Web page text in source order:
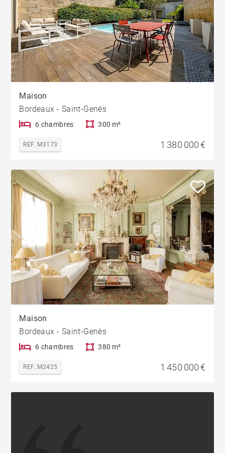
Maison
Bordeaux - Saint-Genès
6 chambres 300 m²
REF. M3173 1 380 000 €
Maison
Bordeaux - Saint-Genès
6 chambres 380 m²
REF. M2425 1 450 000 €